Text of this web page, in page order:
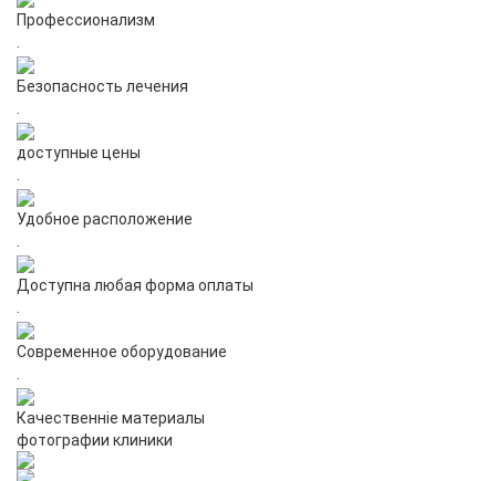
Профессионализм
Безопасность лечения
доступные цены
Удобное расположение
Доcтупна любая форма оплаты
Современное оборудование
Качественніе материалы
фотографии клиники